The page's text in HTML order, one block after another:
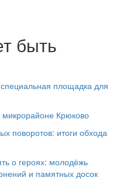
быть
площадка для
микрорайоне Крюково
поворотов: итоги обхода
о героях: молодёжь
и памятных досок